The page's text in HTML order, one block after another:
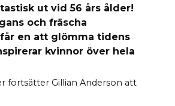
ut vid 56 års ålder!
och fräscha
en att glömma tidens
kvinnor över hela
fortsätter Gillian Anderson att